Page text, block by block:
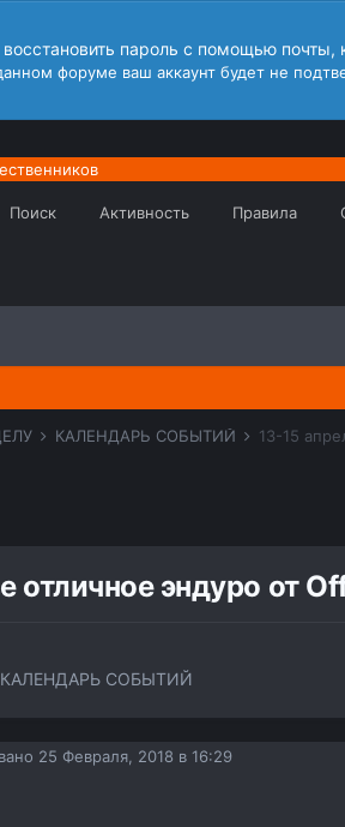
пароль с помощью
форуме ваш аккаунт будет не
Поиск Активность Правила
КАЛЕНДАРЬ СОБЫТИЙ 13-15
отличное эндуро от
КАЛЕНДАРЬ СОБЫТИЙ
25 Февраля, 2018 в 16:29